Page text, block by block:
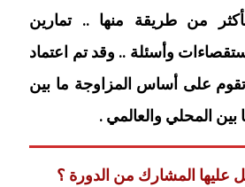
من طريقة منها .. تمارين
وأسئلة .. وقد تم اعتماد
تقوم على أساس المزاوجة ما بين
المحلي والعالمي .
عليها المشارك من الدورة ؟